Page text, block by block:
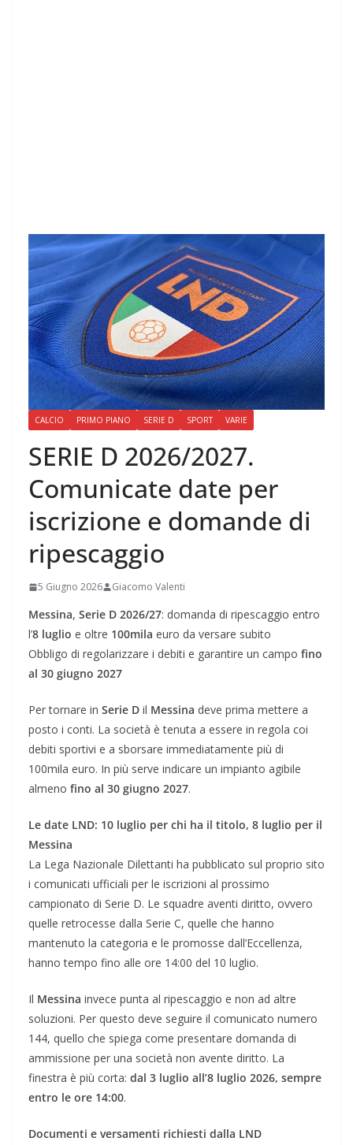
CALCIO PRIMO PIANO SERIE D SPORT VARIE
SERIE D 2026/2027.
Comunicate date per
iscrizione e domande di
ripescaggio
5 Giugno 2026 Giacomo Valenti
Messina, Serie D 2026/27: domanda di ripescaggio entro
l’8 luglio e oltre 100mila euro da versare subito
Obbligo di regolarizzare i debiti e garantire un campo fino
al 30 giugno 2027
Per tornare in Serie D il Messina deve prima mettere a
posto i conti. La società è tenuta a essere in regola coi
debiti sportivi e a sborsare immediatamente più di
100mila euro. In più serve indicare un impianto agibile
almeno fino al 30 giugno 2027.
Le date LND: 10 luglio per chi ha il titolo, 8 luglio per il
Messina
La Lega Nazionale Dilettanti ha pubblicato sul proprio sito
i comunicati ufficiali per le iscrizioni al prossimo
campionato di Serie D. Le squadre aventi diritto, ovvero
quelle retrocesse dalla Serie C, quelle che hanno
mantenuto la categoria e le promosse dall’Eccellenza,
hanno tempo fino alle ore 14:00 del 10 luglio.
Il Messina invece punta al ripescaggio e non ad altre
soluzioni. Per questo deve seguire il comunicato numero
144, quello che spiega come presentare domanda di
ammissione per una società non avente diritto. La
finestra è più corta: dal 3 luglio all’8 luglio 2026, sempre
entro le ore 14:00.
Documenti e versamenti richiesti dalla LND